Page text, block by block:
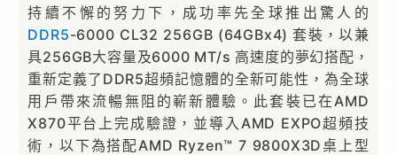
持續不懈的努力下，成功率先全球推出驚人的
DDR5-6000 CL32 256GB (64GBx4) 套裝，以兼
具256GB大容量及6000 MT/s 高速度的夢幻搭配，
重新定義了DDR5超頻記憶體的全新可能性，為全球
用戶帶來流暢無阻的嶄新體驗。此套裝已在AMD
X870平台上完成驗證，並導入AMD EXPO超頻技
術，以下為搭配AMD Ryzen™ 7 9800X3D桌上型